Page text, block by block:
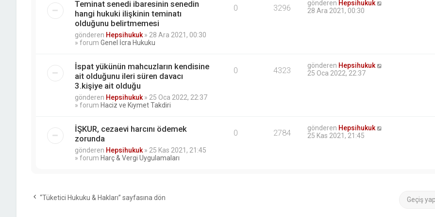
Teminat senedi ibaresinin senedin
hangi hukuki ilişkinin teminatı
olduğunu belirtmemesi
gönderen Hepsihukuk» 28 Ara 2021, 00:30
» forum Genel İcra Hukuku
0 3296 gönderen Hepsihukuk
28 Ara 2021, 00:30
İspat yükünün mahcuzların kendisine
ait olduğunu ileri süren davacı
3.kişiye ait olduğu
gönderen Hepsihukuk» 25 Oca 2022, 22:37
» forum Haciz ve Kıymet Takdiri
0 4323 gönderen Hepsihukuk
25 Oca 2022, 22:37
İŞKUR, cezaevi harcını ödemek
zorunda
gönderen Hepsihukuk» 25 Kas 2021, 21:45
» forum Harç & Vergi Uygulamaları
0 2784 gönderen Hepsihukuk
25 Kas 2021, 21:45
“Tüketici Hukuku & Hakları” sayfasına dön Geçiş